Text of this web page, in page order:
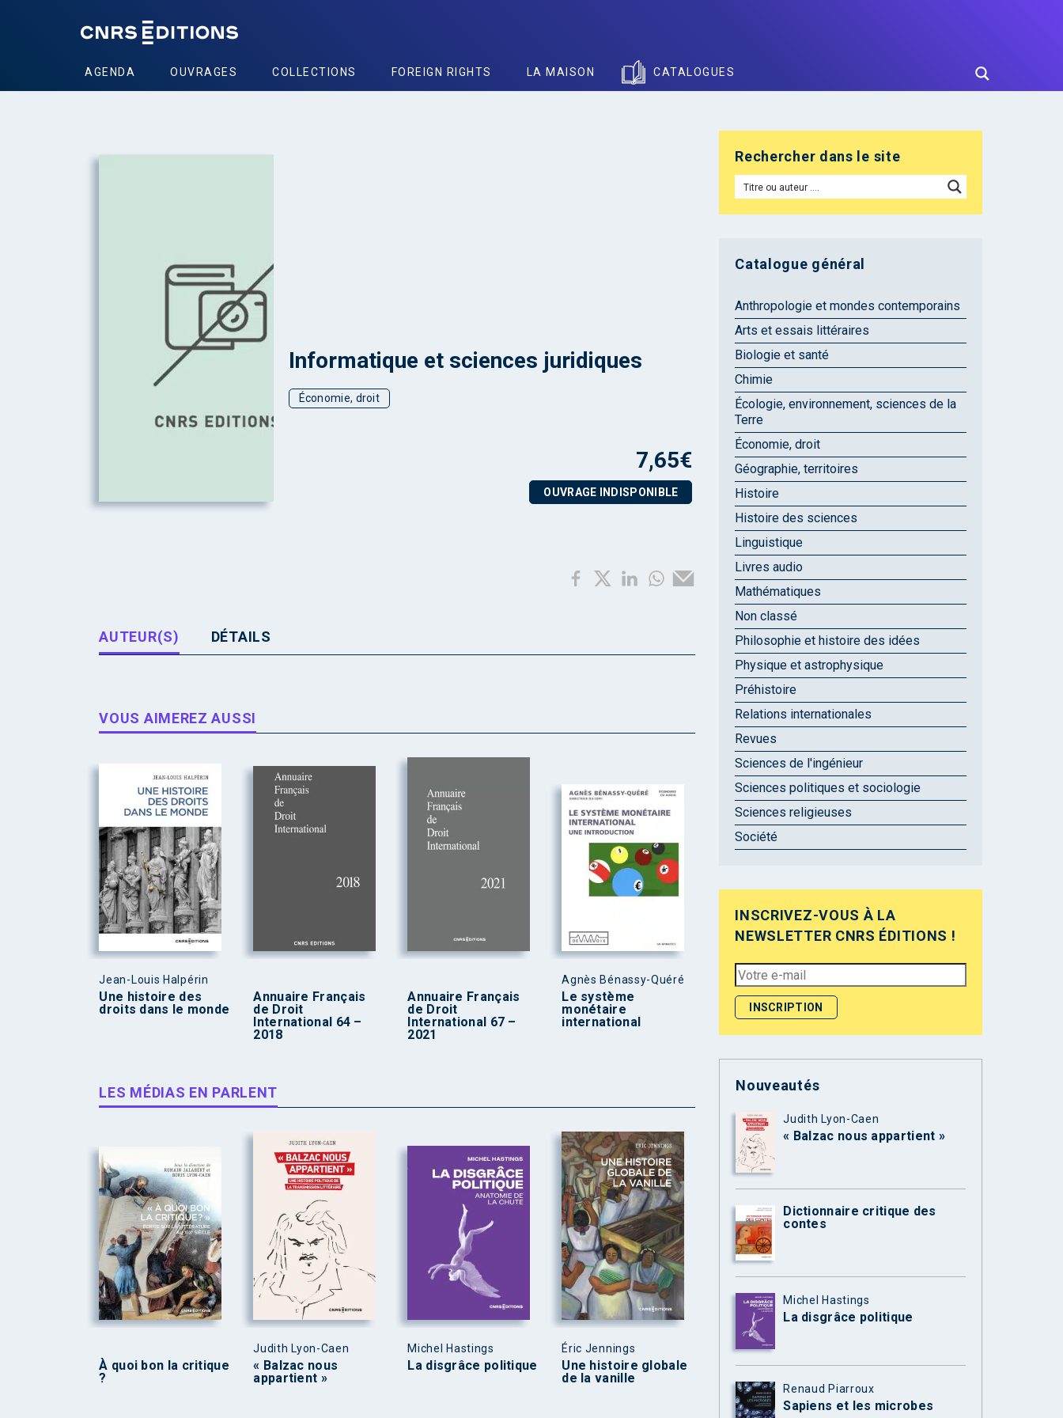
AGENDA OUVRAGES COLLECTIONS FOREIGN RIGHTS LA MAISON CATALOGUES
Informatique et sciences juridiques
Économie, droit
7,65€
OUVRAGE INDISPONIBLE
AUTEUR(S) DÉTAILS
VOUS AIMEREZ AUSSI
Jean-Louis Halpérin
Une histoire des
droits dans le monde
Annuaire Français
de Droit
International 64 –
2018
Annuaire Français
de Droit
International 67 –
2021
Agnès Bénassy-Quéré
Le système
monétaire
international
LES MÉDIAS EN PARLENT
À quoi bon la critique
?
Judith Lyon-Caen
« Balzac nous
appartient »
Michel Hastings
La disgrâce politique
Éric Jennings
Une histoire globale
de la vanille
Rechercher dans le site
Catalogue général
Anthropologie et mondes contemporains
Arts et essais littéraires
Biologie et santé
Chimie
Écologie, environnement, sciences de la
Terre
Économie, droit
Géographie, territoires
Histoire
Histoire des sciences
Linguistique
Livres audio
Mathématiques
Non classé
Philosophie et histoire des idées
Physique et astrophysique
Préhistoire
Relations internationales
Revues
Sciences de l'ingénieur
Sciences politiques et sociologie
Sciences religieuses
Société
INSCRIVEZ-VOUS À LA
NEWSLETTER CNRS ÉDITIONS !
Nouveautés
Judith Lyon-Caen
« Balzac nous appartient »
Dictionnaire critique des
contes
Michel Hastings
La disgrâce politique
Renaud Piarroux
Sapiens et les microbes